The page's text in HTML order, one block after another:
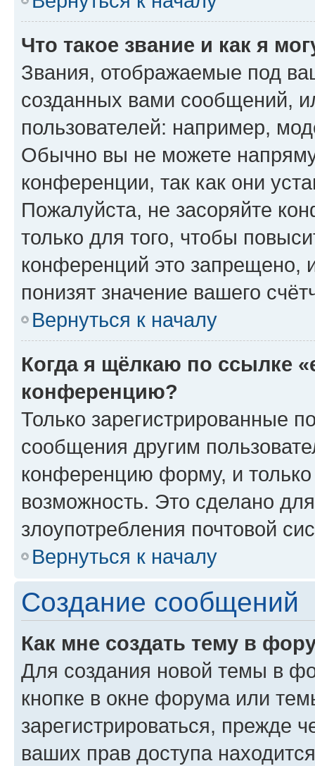
Что такое звание и как я
Звания, отображаемые под
созданных вами сообщений,
пользователей: например,
Обычно вы не можете
конференции, так как они
Пожалуйста, не засоряйте
только для того, чтобы
конференций это запрещено,
понизят значение вашего
Вернуться к началу
Когда я щёлкаю по ссылке
конференцию?
Только зарегистрированные
сообщения другим
конференцию форму, и
возможность. Это сделано
злоупотребления почтовой
Вернуться к началу
Создание сообщений
Как мне создать тему в
Для создания новой темы в
кнопке в окне форума или
зарегистрироваться, прежде
ваших прав доступа